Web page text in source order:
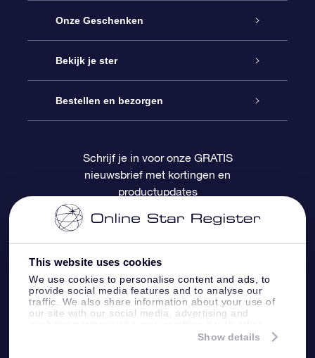
This website uses cookies
We use cookies to personalise content and ads, to
provide social media features and to analyse our
traffic. We also share information about your use of
our site with our social media, advertising and
information that you’ve provided to them or that
Show details
Service
Contact
Blog
OSR Recensies
Onze Geschenken
Online Star Gift
OSR Cadeaupakket
OSR Cadeaukaart
Relatiegeschenken
Bekijk je ster
Sterrenregister
Gepersonaliseerde sterrenpagina
One Million Stars
OSR Starsaver
Fly me to the Stars App
Bestellen en bezorgen
Betalingsinformatie
Verzendinformatie
Retourbeleid
Constellaties
Schrijf je in voor onze GRATIS
nieuwsbrief met kortingen en
productupdates